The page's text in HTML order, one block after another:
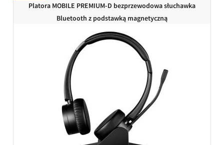
Platora MOBILE PREMIUM-D bezprzewodowa słuchawka
Bluetooth z podstawką magnetyczną